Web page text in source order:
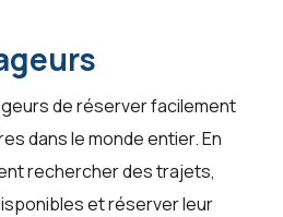
de réserver facilement
dans le monde entier. En
rechercher des trajets,
et réserver leur